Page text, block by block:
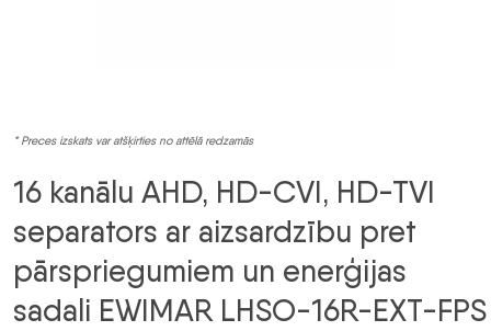
* Preces izskats var atšķirties no attēlā redzamās
16 kanālu AHD, HD-CVI, HD-TVI
separators ar aizsardzību pret
pārspriegumiem un enerģijas
sadali EWIMAR LHSO-16R-EXT-FPS